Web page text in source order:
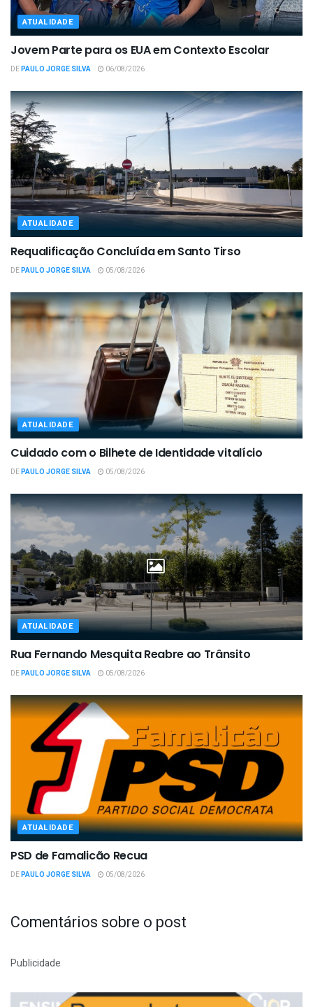
ATUALIDADE
Jovem Parte para os EUA em Contexto Escolar
DEPAULO JORGE SILVA 06/08/2026
ATUALIDADE
Requalificação Concluída em Santo Tirso
DEPAULO JORGE SILVA 05/08/2026
ATUALIDADE
Cuidado com o Bilhete de Identidade vitalício
DEPAULO JORGE SILVA 05/08/2026
ATUALIDADE
Rua Fernando Mesquita Reabre ao Trânsito
DEPAULO JORGE SILVA 05/08/2026
ATUALIDADE
PSD de Famalicão Recua
DEPAULO JORGE SILVA 05/08/2026
Comentários sobre o post
Publicidade